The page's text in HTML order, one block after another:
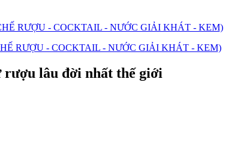
RƯỢU - COCKTAIL - NƯỚC GIẢI KHÁT - KEM)
RƯỢU - COCKTAIL - NƯỚC GIẢI KHÁT - KEM)
lâu đời nhất thế giới